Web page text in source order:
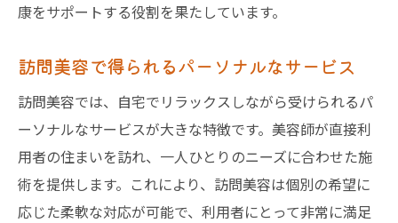
康をサポートする役割を果たしています。
訪問美容で得られるパーソナルなサービス
訪問美容では、自宅でリラックスしながら受けられるパ
ーソナルなサービスが大きな特徴です。美容師が直接利
用者の住まいを訪れ、一人ひとりのニーズに合わせた施
術を提供します。これにより、訪問美容は個別の希望に
応じた柔軟な対応が可能で、利用者にとって非常に満足